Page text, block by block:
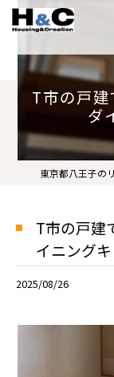
T市の戸
ダ
T市の戸建
イニング
2025/08/26